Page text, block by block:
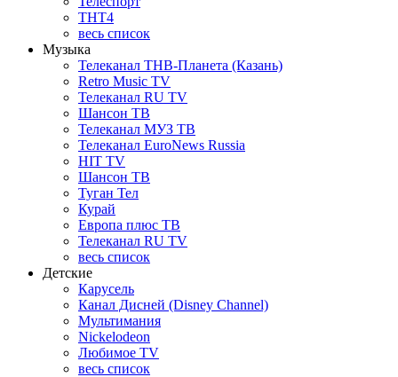
ТНТ4
весь список
Музыка
Телеканал ТНВ-Планета (Казань)
Retro Music TV
Телеканал RU TV
Шансон ТВ
Телеканал МУЗ ТВ
Телеканал EuroNews Russia
HIT TV
Шансон ТВ
Туган Тел
Курай
Европа плюс ТВ
Телеканал RU TV
весь список
Детские
Карусель
Канал Дисней (Disney Channel)
Мультимания
Nickelodeon
Любимое TV
весь список